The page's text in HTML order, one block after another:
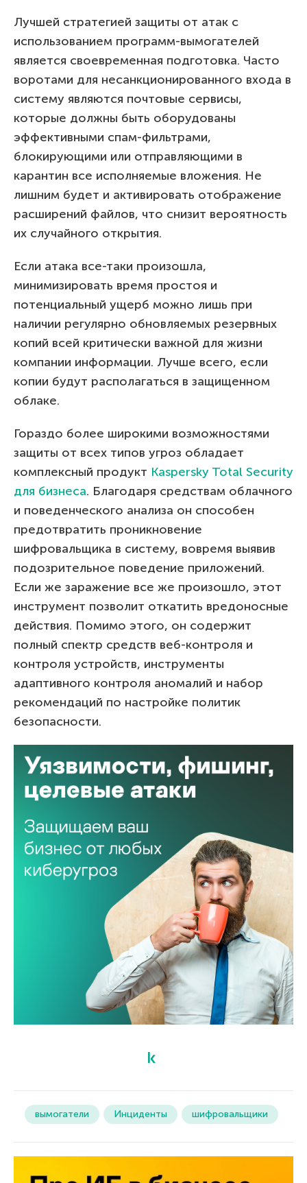
Лучшей стратегией защиты от атак с
использованием программ-вымогателей
является своевременная подготовка. Часто
воротами для несанкционированного входа в
систему являются почтовые сервисы,
которые должны быть оборудованы
эффективными спам-фильтрами,
блокирующими или отправляющими в
карантин все исполняемые вложения. Не
лишним будет и активировать отображение
расширений файлов, что снизит вероятность
их случайного открытия.
Если атака все-таки произошла,
минимизировать время простоя и
потенциальный ущерб можно лишь при
наличии регулярно обновляемых резервных
копий всей критически важной для жизни
компании информации. Лучше всего, если
копии будут располагаться в защищенном
облаке.
Гораздо более широкими возможностями
защиты от всех типов угроз обладает
комплексный продукт Kaspersky Total Security
для бизнеса. Благодаря средствам облачного
и поведенческого анализа он способен
предотвратить проникновение
шифровальщика в систему, вовремя выявив
подозрительное поведение приложений.
Если же заражение все же произошло, этот
инструмент позволит откатить вредоносные
действия. Помимо этого, он содержит
полный спектр средств веб-контроля и
контроля устройств, инструменты
адаптивного контроля аномалий и набор
рекомендаций по настройке политик
безопасности.
вымогатели Инциденты шифровальщики